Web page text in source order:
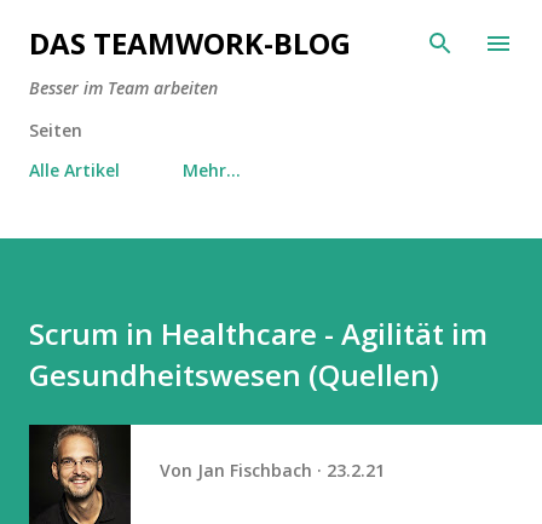
Direkt zum Hauptbereich
DAS TEAMWORK-BLOG
Besser im Team arbeiten
Seiten
Alle Artikel
Mehr…
Scrum in Healthcare - Agilität im
Gesundheitswesen (Quellen)
Von Jan Fischbach 23.2.21